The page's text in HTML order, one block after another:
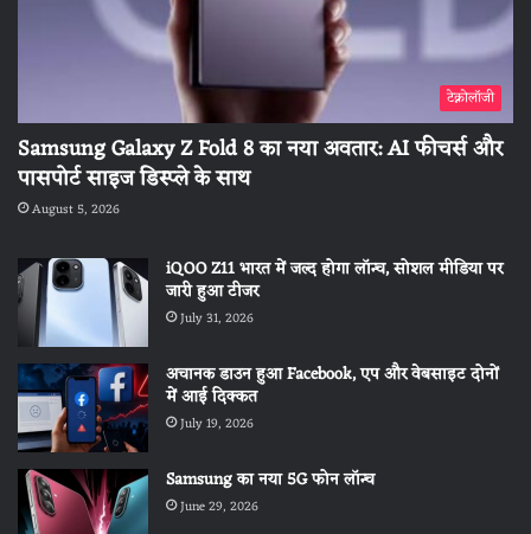
टेक्नोलॉजी
Samsung Galaxy Z Fold 8 का नया अवतार: AI फीचर्स और
पासपोर्ट साइज डिस्प्ले के साथ
August 5, 2026
iQOO Z11 भारत में जल्द होगा लॉन्च, सोशल मीडिया पर
जारी हुआ टीजर
July 31, 2026
अचानक डाउन हुआ Facebook, एप और वेबसाइट दोनों
में आई दिक्कत
July 19, 2026
Samsung का नया 5G फोन लॉन्च
June 29, 2026